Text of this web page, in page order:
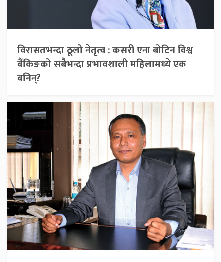
विरासतभन्दा ठूलो नेतृत्व : कसरी एना बोटिन विश्व
बैंकिङको सबैभन्दा प्रभावशाली महिलामध्ये एक
बनिन्?